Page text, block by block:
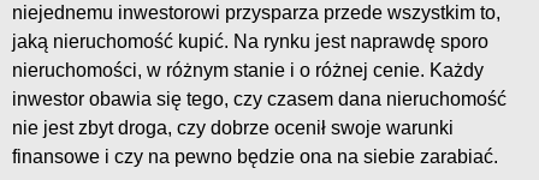
niejednemu inwestorowi przysparza przede wszystkim to,
jaką nieruchomość kupić. Na rynku jest naprawdę sporo
nieruchomości, w różnym stanie i o różnej cenie. Każdy
inwestor obawia się tego, czy czasem dana nieruchomość
nie jest zbyt droga, czy dobrze ocenił swoje warunki
finansowe i czy na pewno będzie ona na siebie zarabiać.